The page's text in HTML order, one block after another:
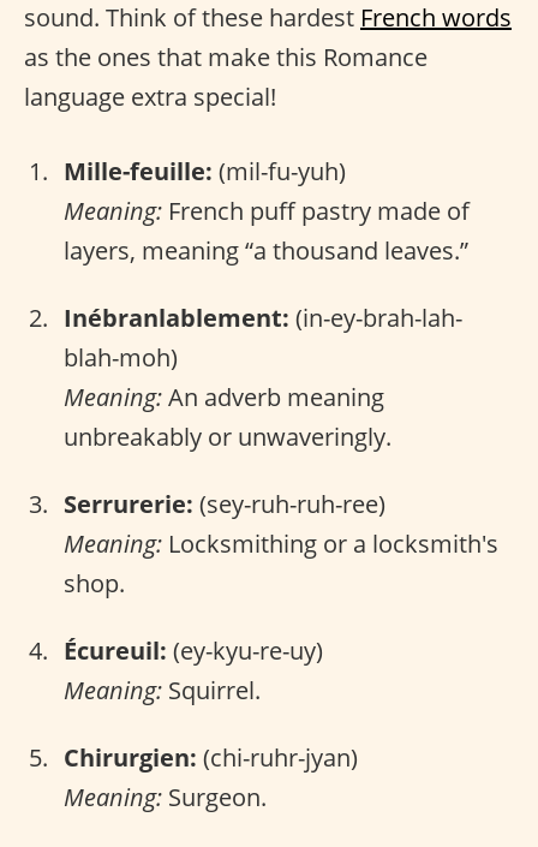
sound. Think of these hardest French words
as the ones that make this Romance
language extra special!
Mille-feuille: (mil-fu-yuh)
Meaning: French puff pastry made of
layers, meaning “a thousand leaves.”
Inébranlablement: (in-ey-brah-lah-
blah-moh)
Meaning:An adverb meaning
unbreakably or unwaveringly.
Serrurerie: (sey-ruh-ruh-ree)
Meaning: Locksmithing or a locksmith's
shop.
Écureuil: (ey-kyu-re-uy)
Meaning: Squirrel.
Chirurgien: (chi-ruhr-jyan)
Meaning: Surgeon.